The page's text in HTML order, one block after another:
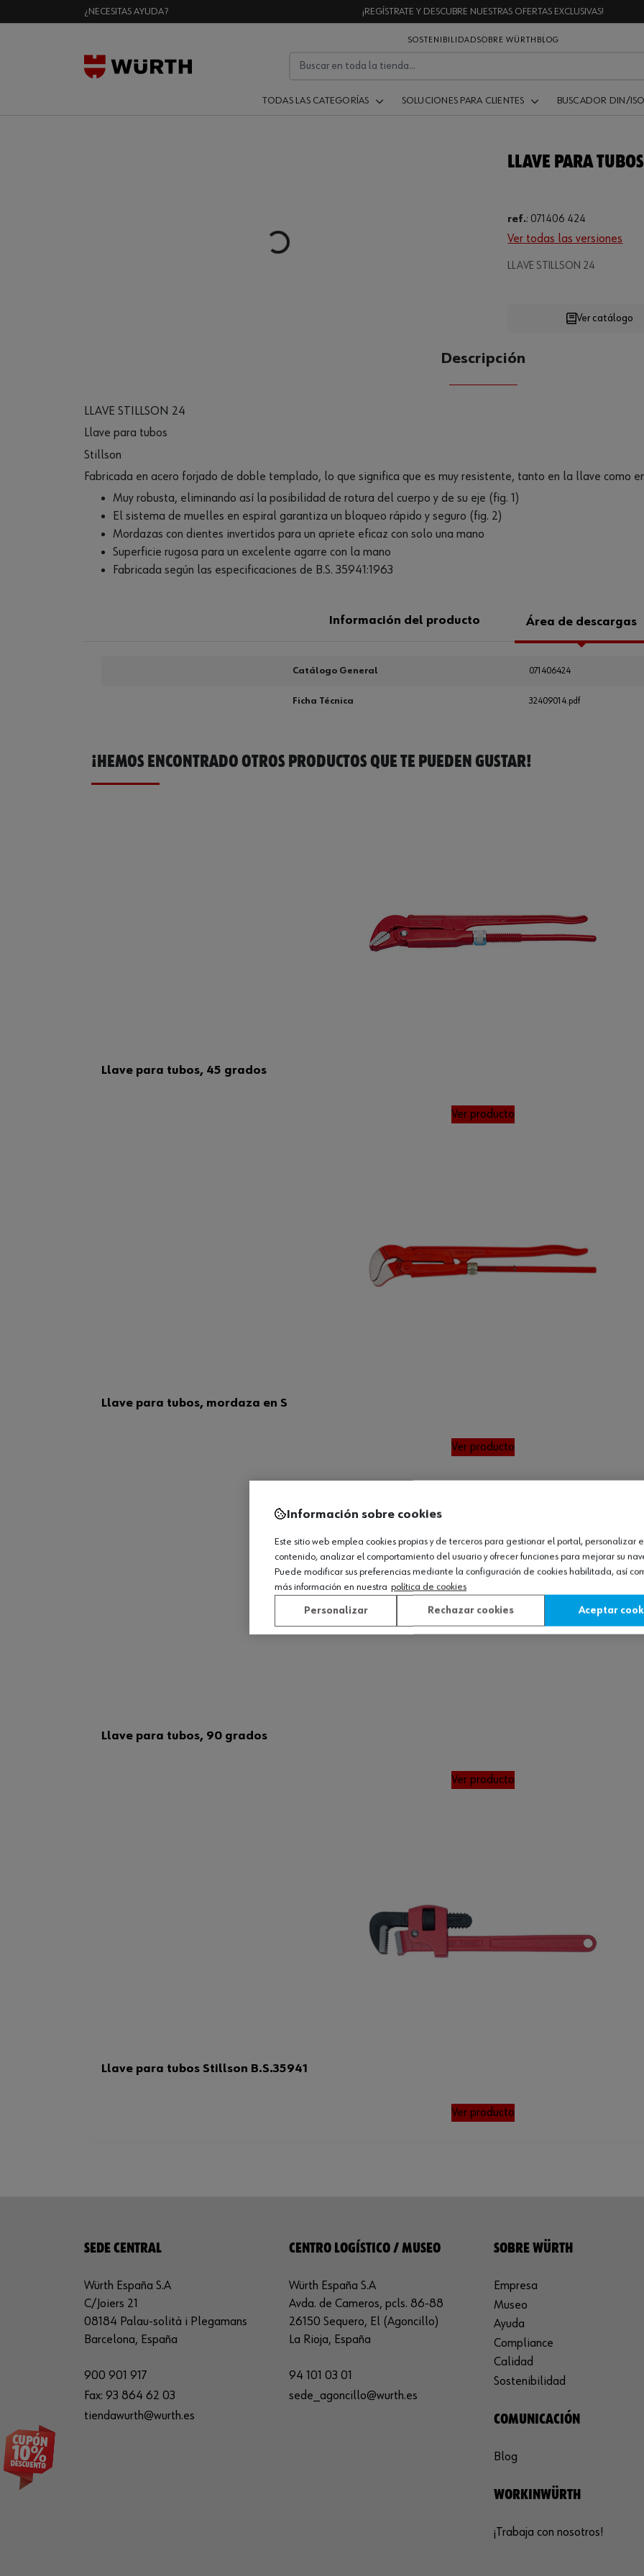
¿NECESITAS AYUDA? ¡REGÍSTRATE Y DESCUBRE NUESTRAS OFERTAS EXCLUSIVAS!
SOSTENIBILIDADSOBRE WÜRTH BLOG
TODAS LAS CATEGORÍAS SOLUCIONES PARA CLIENTES BUSCADOR DIN/
Loading...
LLAVE PARA TUBOS
ref.: 071406 424
Ver todas las versiones
LLAVE STILLSON 24
Loading...
CANTIDAD
Ver catálogo
Descripción
LLAVE STILLSON 24
Llave para tubos
Stillson
Fabricada en acero forjado de doble templado, lo que significa que es muy resistente, tanto en la llave como
Muy robusta, eliminando así la posibilidad de rotura del cuerpo y de su eje (fig. 1)
El sistema de muelles en espiral garantiza un bloqueo rápido y seguro (fig. 2)
Mordazas con dientes invertidos para un apriete eficaz con solo una mano
Superficie rugosa para un excelente agarre con la mano
Fabricada según las especificaciones de B.S. 35941:1963
Información del producto Área de descargas
Catálogo General 071406424
Ficha Técnica 32409014.pdf
¡HEMOS ENCONTRADO OTROS PRODUCTOS QUE TE PUEDEN GUSTAR!
Llave para tubos, 45 grados
Ver producto
Llave para tubos, mordaza en S
Ver producto
Llave para tubos, 90 grados
Ver producto
Llave para tubos Stillson B.S.35941
Ver producto
SEDE CENTRAL
Würth España S.A
C/Joiers 21
08184 Palau-solità i Plegamans
Barcelona, España
900 901 917
Fax: 93 864 62 03
tiendawurth@wurth.es
CENTRO LOGÍSTICO / MUSEO
Würth España S.A
Avda. de Cameros, pcls. 86-88
26150 Sequero, El (Agoncillo)
La Rioja, España
94 101 03 01
sede_agoncillo@wurth.es
SOBRE WÜRTH
Empresa
Museo
Ayuda
Compliance
Calidad
Sostenibilidad
COMUNICACIÓN
Blog
WORKINWÜRTH
¡Trabaja con nosotros!
Información sobre cookies
Este sitio web emplea cookies propias y de terceros para gestionar el portal, personalizar
contenido, analizar el comportamiento del usuario y ofrecer funciones para mejorar su
Puede modificar sus preferencias mediante la configuración de cookies habilitada, así
más información en nuestra política de cookies
Personalizar Rechazar cookies Aceptar